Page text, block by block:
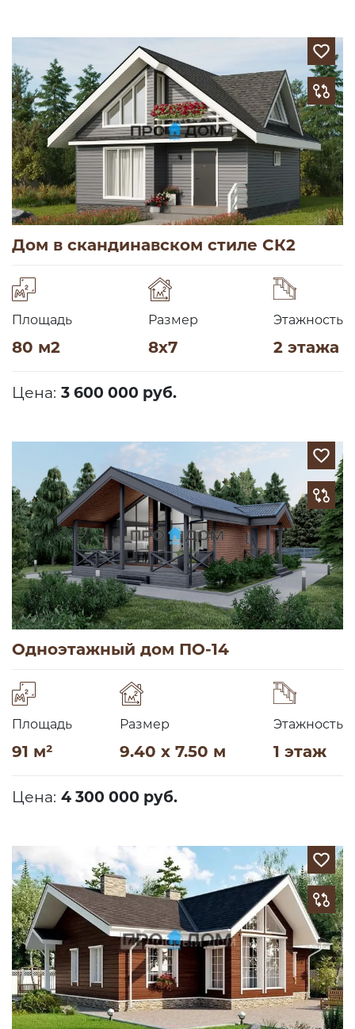
Дом в скандинавском стиле СК2
Площадь
80 м2
Размер
8х7
Этажность
2 этажа
Цена: 3 600 000 руб.
Одноэтажный дом ПО-14
Площадь
91 м²
Размер
9.40 x 7.50 м
Этажность
1 этаж
Цена: 4 300 000 руб.